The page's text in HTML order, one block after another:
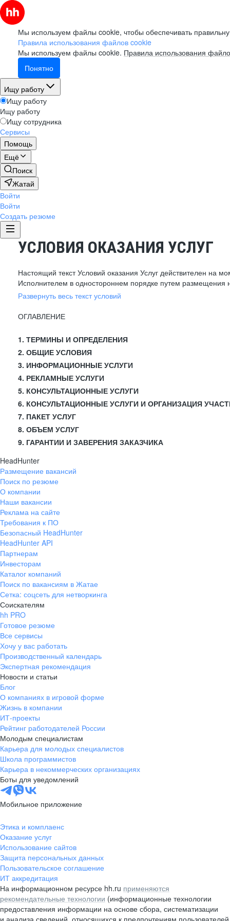
Мы используем файлы cookie, чтобы обеспечивать
Правила использования файлов cookie
Мы используем файлы cookie. Правила использования
Понятно
Ищу работу
Ищу работу
Ищу работу
Ищу сотрудника
Сервисы
Помощь
Ещё
Поиск
Жатай
Войти
Войти
Создать резюме
УСЛОВИЯ ОКАЗАНИЯ УСЛУГ
Настоящий текст Условий оказания Услуг действителен на
Исполнителем в одностороннем порядке путем размещения
Развернуть весь текст условий
ОГЛАВЛЕНИЕ
1. ТЕРМИНЫ И ОПРЕДЕЛЕНИЯ
2. ОБЩИЕ УСЛОВИЯ
3. ИНФОРМАЦИОННЫЕ УСЛУГИ
4. РЕКЛАМНЫЕ УСЛУГИ
5. КОНСУЛЬТАЦИОННЫЕ УСЛУГИ
6. КОНСУЛЬТАЦИОННЫЕ УСЛУГИ И ОРГАНИЗАЦИЯ
7. ПАКЕТ УСЛУГ
8. ОБЪЕМ УСЛУГ
9. ГАРАНТИИ И ЗАВЕРЕНИЯ ЗАКАЗЧИКА
HeadHunter
Размещение вакансий
Поиск по резюме
О компании
Наши вакансии
Реклама на сайте
Требования к ПО
Безопасный HeadHunter
HeadHunter API
Партнерам
Инвесторам
Каталог компаний
Поиск по вакансиям в Жатае
Сетка: соцсеть для нетворкинга
Соискателям
hh PRO
Готовое резюме
Все сервисы
Хочу у вас работать
Производственный календарь
Экспертная рекомендация
Новости и статьи
Блог
О компаниях в игровой форме
Жизнь в компании
ИТ-проекты
Рейтинг работодателей России
Молодым специалистам
Карьера для молодых специалистов
Школа программистов
Карьера в некоммерческих организациях
Боты для уведомлений
Мобильное приложение
Этика и комплаенс
Оказание услуг
Использование сайтов
Защита персональных данных
Пользовательское соглашение
ИТ аккредитация
На информационном ресурсе hh.ru применяются
рекомендательные технологии (информационные технологии
предоставления информации на основе сбора, систематизации
и анализа сведений, относящихся к предпочтениям пользователей